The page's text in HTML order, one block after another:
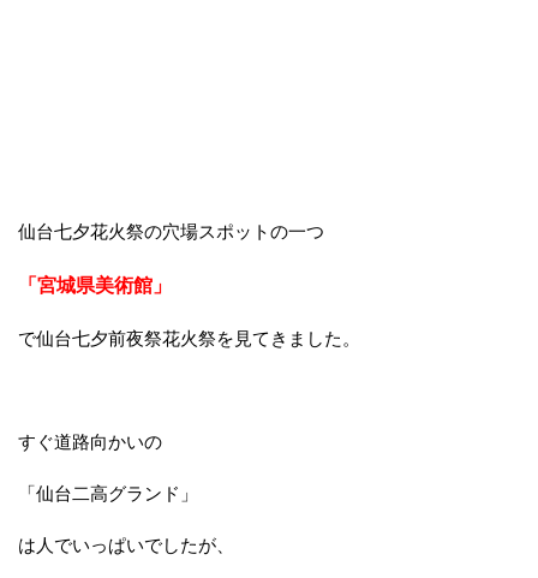
仙台七夕花火祭の穴場スポットの一つ
「宮城県美術館」
で仙台七夕前夜祭花火祭を見てきました。
すぐ道路向かいの
「仙台二高グランド」
は人でいっぱいでしたが、